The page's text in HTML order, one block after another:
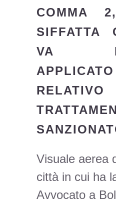
COMMA
SIFFATTA
VA
RELATIVO
Visuale aerea
città in cui ha
Avvocato a